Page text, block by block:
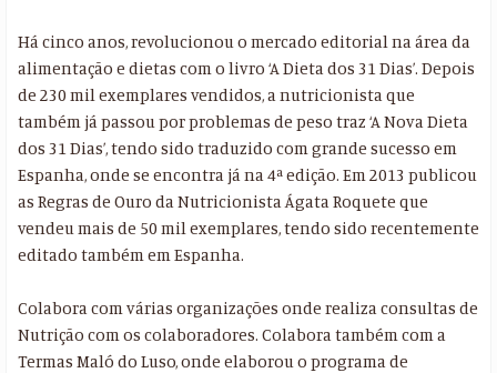
Há cinco anos, revolucionou o mercado editorial na área da
alimentação e dietas com o livro ‘A Dieta dos 31 Dias’. Depois
de 230 mil exemplares vendidos, a nutricionista que
também já passou por problemas de peso traz ‘A Nova Dieta
dos 31 Dias’, tendo sido traduzido com grande sucesso em
Espanha, onde se encontra já na 4ª edição. Em 2013 publicou
as Regras de Ouro da Nutricionista Ágata Roquete que
vendeu mais de 50 mil exemplares, tendo sido recentemente
editado também em Espanha.
Colabora com várias organizações onde realiza consultas de
Nutrição com os colaboradores. Colabora também com a
Termas Maló do Luso, onde elaborou o programa de